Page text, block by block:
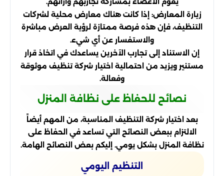
زيارة المعارض: إذا كانت هناك معارض محلية لشركات
التنظيف، فإن هذه فرصة ممتازة لرؤية العرض مباشرة
والاستفسار عن أي شيء.
إن الاستناد إلى تجارب الآخرين يساعدك في اتخاذ قرار
مستنير ويزيد من احتمالية اختيار شركة تنظيف موثوقة
وفعالة.
نصائح للحفاظ على نظافة المنزل
بعد اختيار شركة التنظيف المناسبة، من المهم أيضاً
الالتزام ببعض النصائح التي تساعد في الحفاظ على
نظافة المنزل بشكل يومي. إليكم بعض النصائح الهامة.
التنظيم اليومي